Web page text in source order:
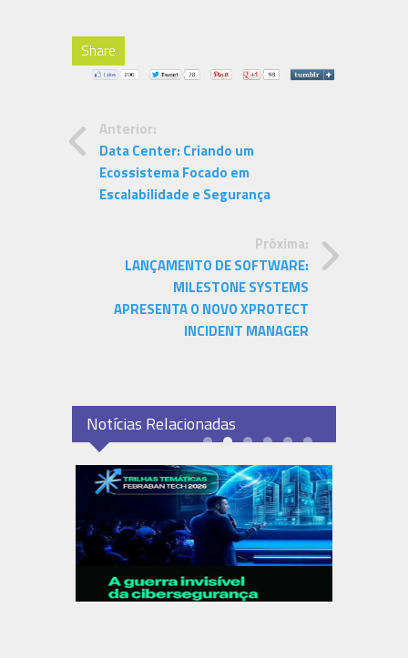
Share
Anterior:
Data Center: Criando um
Ecossistema Focado em
Escalabilidade e Segurança
Próxima:
LANÇAMENTO DE SOFTWARE:
MILESTONE SYSTEMS
APRESENTA O NOVO XPROTECT
INCIDENT MANAGER
Notícias Relacionadas